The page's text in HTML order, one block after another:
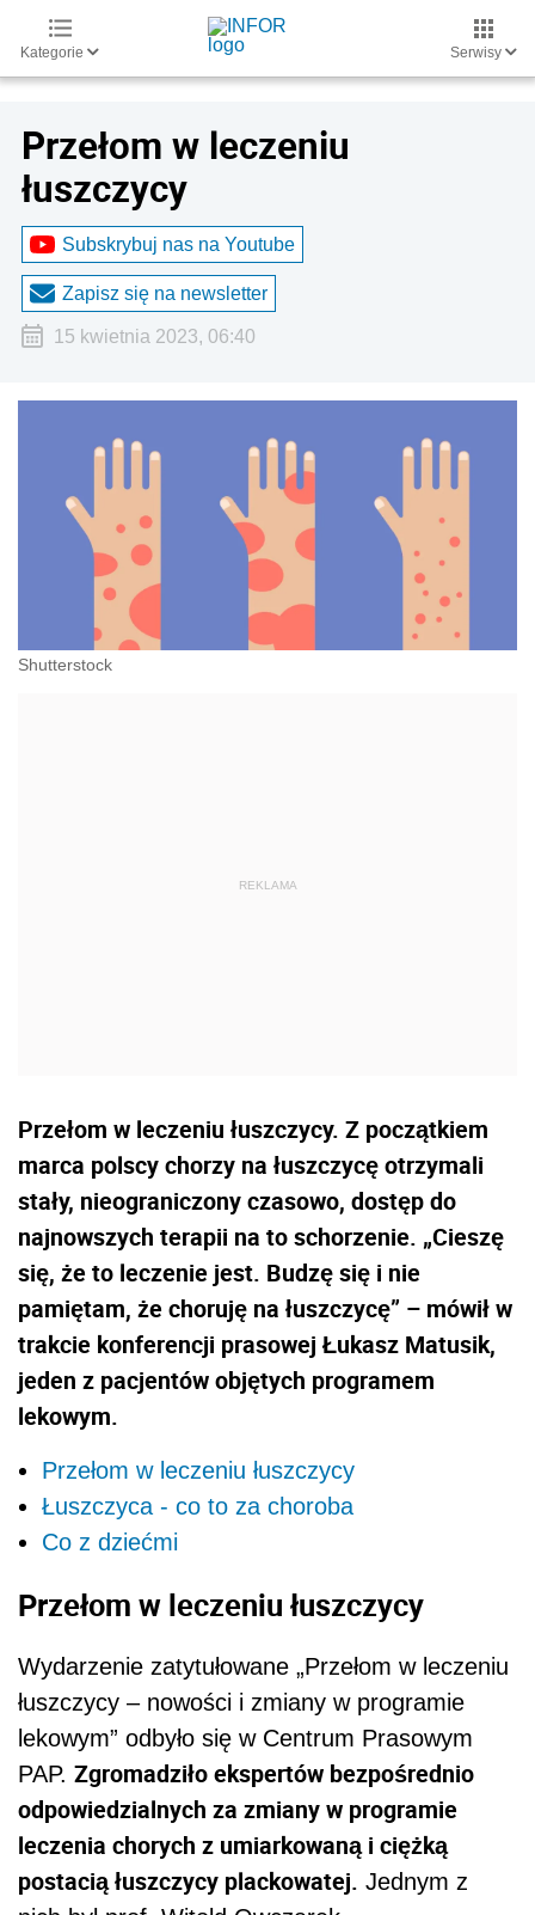
Kategorie Serwisy
Przełom w leczeniu
łuszczycy
Subskrybuj nas na Youtube
Zapisz się na newsletter
15 kwietnia 2023, 06:40
Shutterstock
Przełom w leczeniu łuszczycy. Z początkiem
marca polscy chorzy na łuszczycę otrzymali
stały, nieograniczony czasowo, dostęp do
najnowszych terapii na to schorzenie. „Cieszę
się, że to leczenie jest. Budzę się i nie
pamiętam, że choruję na łuszczycę” – mówił w
trakcie konferencji prasowej Łukasz Matusik,
jeden z pacjentów objętych programem
lekowym.
Przełom w leczeniu łuszczycy
Łuszczyca - co to za choroba
Co z dziećmi
Przełom w leczeniu łuszczycy
Wydarzenie zatytułowane „Przełom w leczeniu
łuszczycy – nowości i zmiany w programie
lekowym” odbyło się w Centrum Prasowym
PAP. Zgromadziło ekspertów bezpośrednio
odpowiedzialnych za zmiany w programie
leczenia chorych z umiarkowaną i ciężką
postacią łuszczycy plackowatej. Jednym z